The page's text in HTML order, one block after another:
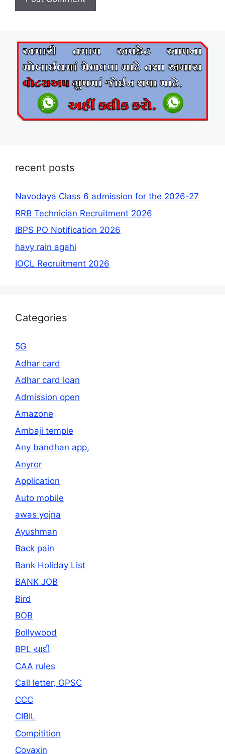
recent posts
Navodaya Class 6 admission for the 2026-27
RRB Technician Recruitment 2026
IBPS PO Notification 2026
havy rain agahi
IOCL Recruitment 2026
Categories
5G
Adhar card
Adhar card loan
Admission open
Amazone
Ambaji temple
Any bandhan app,
Anyror
Application
Auto mobile
awas yojna
Ayushman
Back pain
Bank Holiday List
BANK JOB
Bird
BOB
Bollywood
BPL યાદી
CAA rules
Call letter, GPSC
CCC
CIBIL
Compitition
Covaxin